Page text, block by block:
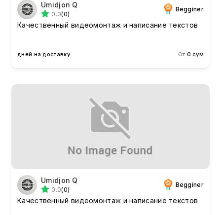
Umidjon Q
0.0(0)
Begginer
Качественный видеомонтаж и написание текстов
дней на доставку От 0 сум
Umidjon Q
0.0(0)
Begginer
Качественный видеомонтаж и написание текстов